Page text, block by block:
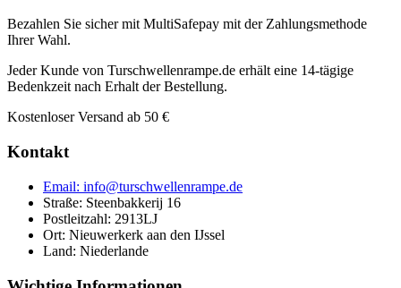
Bezahlen Sie sicher mit MultiSafepay mit der Zahlungsmethode
Ihrer Wahl.
Jeder Kunde von Turschwellenrampe.de erhält eine 14-tägige
Bedenkzeit nach Erhalt der Bestellung.
Kostenloser Versand ab 50 €
Kontakt
Email: info@turschwellenrampe.de
Straße: Steenbakkerij 16
Postleitzahl: 2913LJ
Ort: Nieuwerkerk aan den IJssel
Land: Niederlande